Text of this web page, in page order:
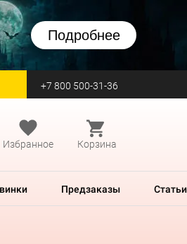
Подробнее
+7 800 500-31-36
Избранное Корзина
Предзаказы Статьи